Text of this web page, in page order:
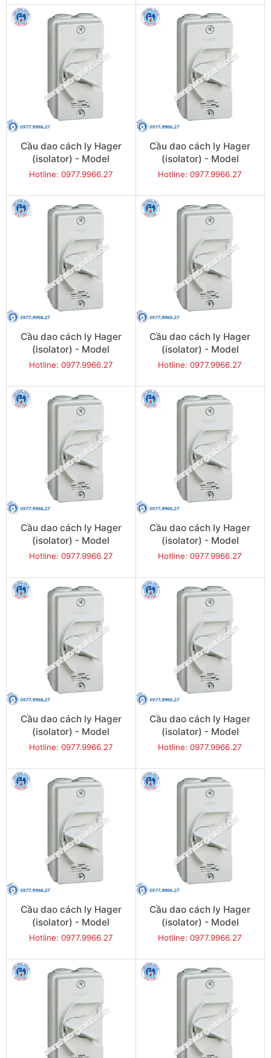
Cầu dao cách ly Hager
(isolator) - Model
JG332U
Hotline: 0977.9966.27
Cầu dao cách ly Hager
(isolator) - Model
JG340U
Hotline: 0977.9966.27
Cầu dao cách ly Hager
(isolator) - Model
JG420U
Hotline: 0977.9966.27
Cầu dao cách ly Hager
(isolator) - Model
JG432U
Hotline: 0977.9966.27
Cầu dao cách ly Hager
(isolator) - Model
JG440U
Hotline: 0977.9966.27
Cầu dao cách ly Hager
(isolator) - Model
JG463U
Hotline: 0977.9966.27
Cầu dao cách ly Hager
(isolator) - Model
JG220IN
Hotline: 0977.9966.27
Cầu dao cách ly Hager
(isolator) - Model
JG232IN
Hotline: 0977.9966.27
Cầu dao cách ly Hager
(isolator) - Model
JG240IN
Hotline: 0977.9966.27
Cầu dao cách ly Hager
(isolator) - Model
JG263IN
Hotline: 0977.9966.27